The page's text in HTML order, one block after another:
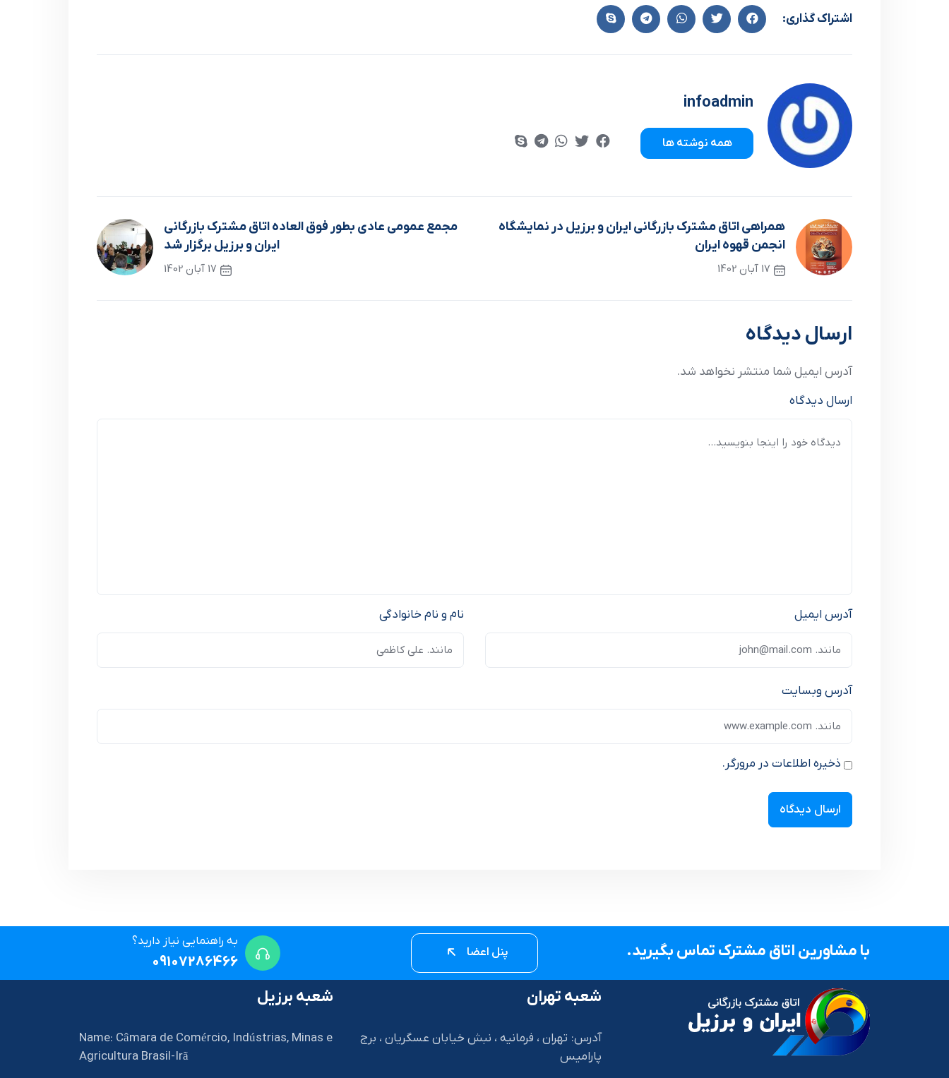
اشتراک گذاری:
infoadmin
همه نوشته ها
همراهي اتاق مشترک بازرگاني ايران و برزيل در نمايشگاه
انجمن قهوه ايران
17 آبان 1402
مجمع عمومی عادی بطور فوق العاده اتاق مشترک بازرگانی
ایران و برزیل برگزار شد
17 آبان 1402
ارسال دیدگاه
آدرس ایمیل شما منتشر نخواهد شد.
ارسال دیدگاه
نام و نام خانوادگی آدرس ایمیل
آدرس وبسایت
ذخیره اطلاعات در مرورگر.
با مشاورین اتاق مشترک تماس بگیرید. پنل اعضا
به راهنمایی نیاز دارید؟
09107286466
شعبه تهران
آدرس: تهران ، فرمانیه ، نبش خیابان عسگریان ، برج
پارامیس
شعبه برزیل
Name: Câmara de Comércio, Indústrias, Minas e
Agricultura Brasil-Irã